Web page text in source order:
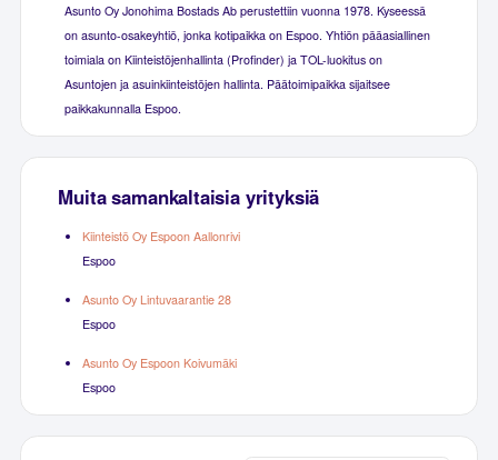
Asunto Oy Jonohima Bostads Ab perustettiin vuonna 1978. Kyseessä
on asunto-osakeyhtiö, jonka kotipaikka on Espoo. Yhtiön pääasiallinen
toimiala on Kiinteistöjenhallinta (Profinder) ja TOL-luokitus on
Asuntojen ja asuinkiinteistöjen hallinta. Päätoimipaikka sijaitsee
paikkakunnalla Espoo.
Muita samankaltaisia yrityksiä
Kiinteistö Oy Espoon Aallonrivi
Espoo
Asunto Oy Lintuvaarantie 28
Espoo
Asunto Oy Espoon Koivumäki
Espoo